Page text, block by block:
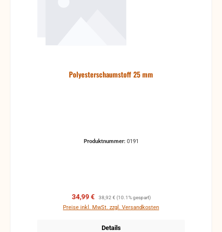
Polyesterschaumstoff 25 mm
Produktnummer: 0191
Verkaufspreis:
34,99 € Regulärer Preis:
38,92 € (10.1% gespart)
Preise inkl. MwSt. zzgl. Versandkosten
Details